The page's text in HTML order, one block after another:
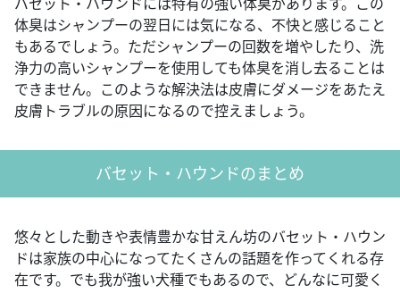
体臭はシャンプーの翌日には気になる、不快と感じること
もあるでしょう。ただシャンプーの回数を増やしたり、洗
浄力の高いシャンプーを使用しても体臭を消し去ることは
できません。このような解決法は皮膚にダメージをあたえ
皮膚トラブルの原因になるので控えましょう。
バセット・ハウンドのまとめ
悠々とした動きや表情豊かな甘えん坊のバセット・ハウン
ドは家族の中心になってたくさんの話題を作ってくれる存
在です。でも我が強い犬種でもあるので、どんなに可愛く